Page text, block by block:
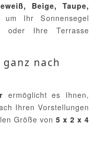
Beige, Taupe,
um Ihr Sonnensegel
oder Ihre Terrasse
nach
ermöglicht es Ihnen,
Ihren Vorstellungen
Größe von 5 x 2 x 4